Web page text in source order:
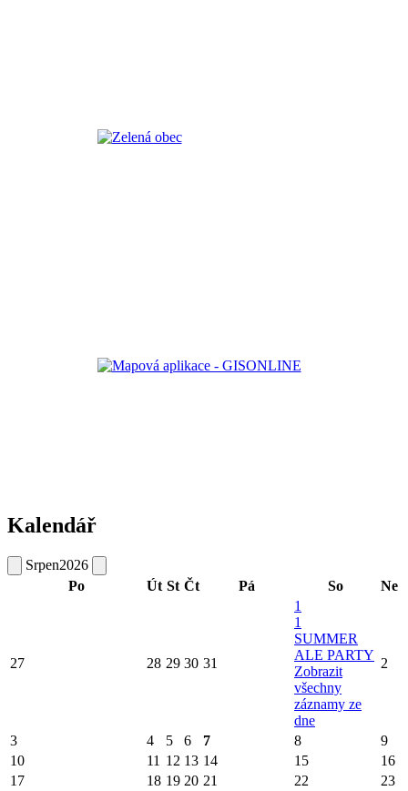
Kalendář
Srpen2026
Po
Út St Čt Pá So Ne
27 28 29 30 31
1
1
SUMMER
ALE PARTY
Zobrazit
všechny
záznamy ze
dne
2
3 4 5 6 7 8
9
10
11 12 13 14 15
16
17
18 19 20 21 22 23